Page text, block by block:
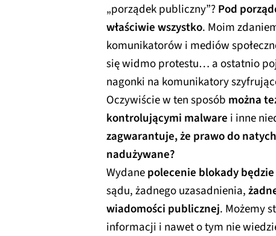
„porządek publiczny”?Pod
właściwie wszystko. Moim
komunikatorów i mediów
się widmo protestu… a ostatnio
nagonki na komunikatory
Oczywiście w ten sposób można
kontrolującymi malware i inne
zagwarantuje, że prawo do
nadużywane?
Wydanepolecenie blokady
sądu, żadnego uzasadnienia,
wiadomości publicznej. Możemy
informacji i nawet o tym nie